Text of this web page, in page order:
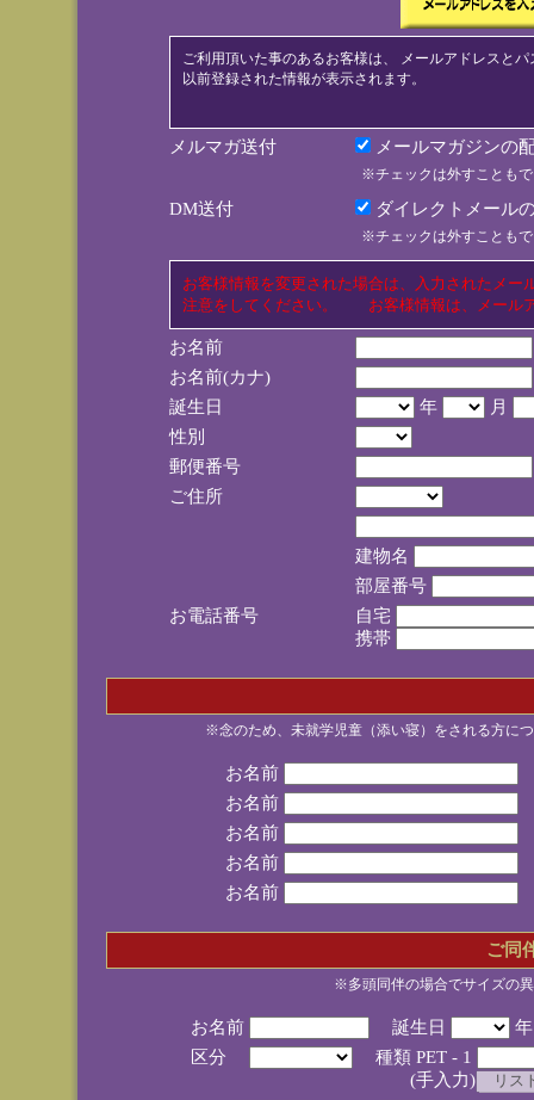
ご利用頂いた事のあるお客様は、 メールアドレスと
以前登録された情報が表示されます。
メルマガ送付 メールマガジンの
※チェックは外すことも
DM送付 ダイレクトメール
※チェックは外すことも
お客様情報を変更された場合は、入力されたメ
注意をしてください。 お客様情報は、メール
お名前
お名前(カナ)
誕生日
年
月
性別
郵便番号
ご住所
建物名
部屋番号
お電話番号
自宅
携帯
※念のため、未就学児童（添い寝）をされる方に
お名前
お名前
お名前
お名前
お名前
ご同
※多頭同伴の場合でサイズの
お名前 誕生日
区分
種類 PET - 1
(手入力)